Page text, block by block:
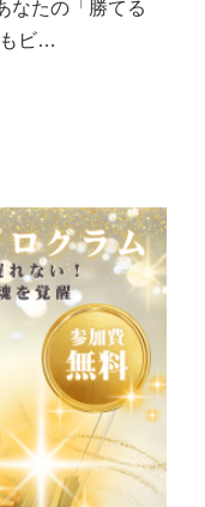
なたの「勝てる
ビ…